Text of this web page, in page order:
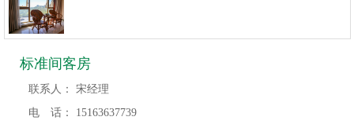
标准间客房
联系人：
宋经理
电 话：
15163637739